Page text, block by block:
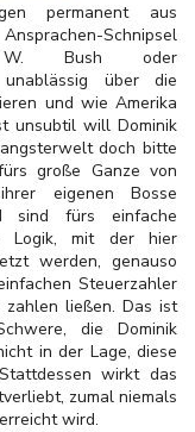
permanent aus
Schnipsel
W. Bush oder
unablässig über die
und wie Amerika
unsubtil will Dominik
doch bitte
große Ganze von
eigenen Bosse
sind fürs einfache
Logik, mit der hier
werden, genauso
Steuerzahler
ließen. Das ist
die Dominik
in der Lage, diese
wirkt das
zumal niemals
wird.